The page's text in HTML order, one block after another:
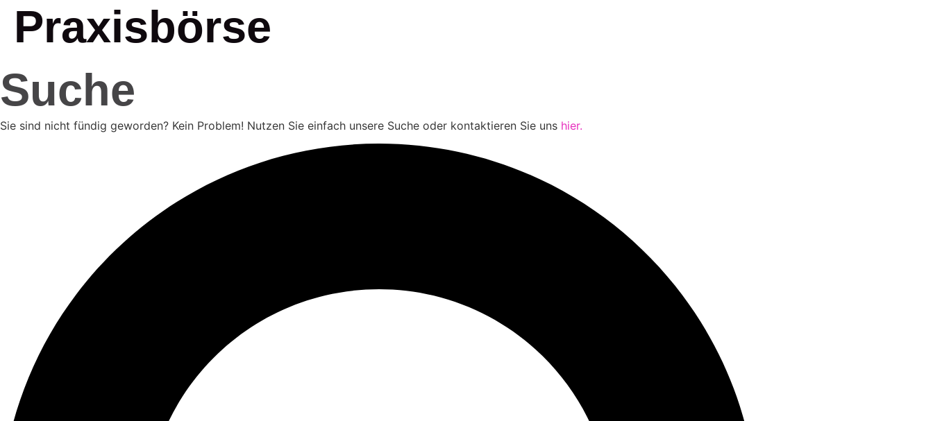
Praxisbörse
Suche
Sie sind nicht fündig geworden? Kein Problem! Nutzen Sie einfach unsere Suche oder kontaktieren Sie uns hier.